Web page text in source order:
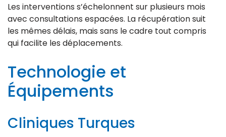
Les interventions s’échelonnent sur plusieurs mois
avec consultations espacées. La récupération suit
les mêmes délais, mais sans le cadre tout compris
qui facilite les déplacements.
Technologie et
Équipements
Cliniques Turques